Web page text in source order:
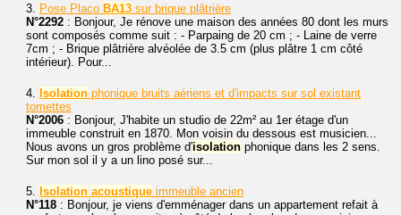
3. Pose Placo BA13 sur brique plâtrière
N°2292 : Bonjour, Je rénove une maison des années 80 dont les murs
sont composés comme suit : - Parpaing de 20 cm ; - Laine de verre
7cm ; - Brique plâtrière alvéolée de 3.5 cm (plus plâtre 1 cm côté
intérieur). Pour...
4. Isolation phonique bruits aériens et d'impacts sur sol existant
tomettes
N°2006 : Bonjour, J'habite un studio de 22m² au 1er étage d'un
immeuble construit en 1870. Mon voisin du dessous est musicien...
Nous avons un gros problème d'isolation phonique dans les 2 sens.
Sur mon sol il y a un lino posé sur...
5. Isolation acoustique immeuble ancien
N°118 : Bonjour, je viens d'emménager dans un appartement refait à